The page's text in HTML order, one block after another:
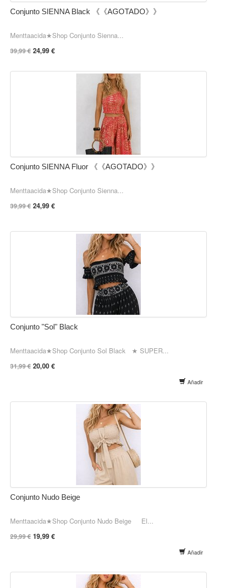
Conjunto SIENNA Black 《《AGOTADO》》
Menttaacida★Shop Conjunto Sienna...
39,99 € 24,99 €
Conjunto SIENNA Fluor 《《AGOTADO》》
Menttaacida★Shop Conjunto Sienna...
39,99 € 24,99 €
Conjunto "Sol" Black
Menttaacida★Shop Conjunto Sol Black ★ SUPER...
31,99 € 20,00 €
Añadir
Conjunto Nudo Beige
Menttaacida★Shop Conjunto Nudo Beige El...
29,99 € 19,99 €
Añadir